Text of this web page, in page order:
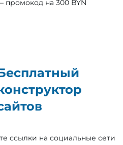
промокод на 300 BYN
ссылки на социальные сети